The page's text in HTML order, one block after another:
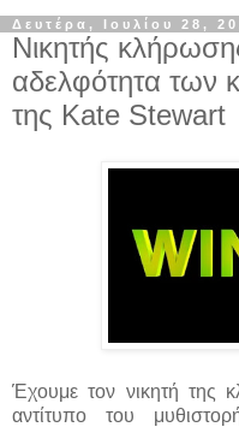
Δευτέρα, Ιουλίου 28,
Νικητής
αδελφότητα των
της Kate Stewart
Έχουμε τον νικητή της
αντίτυπο του